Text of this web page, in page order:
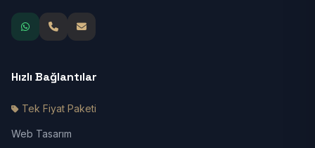
Hızlı Bağlantılar
Tek Fiyat Paketi
Web Tasarım